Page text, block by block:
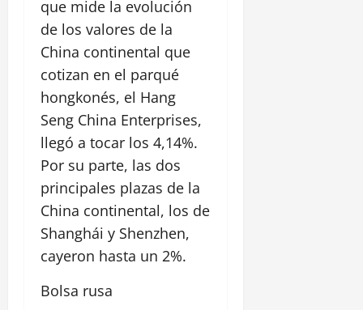
que mide la evolución
de los valores de la
China continental que
cotizan en el parqué
hongkonés, el Hang
Seng China Enterprises,
llegó a tocar los 4,14%.
Por su parte, las dos
principales plazas de la
China continental, los de
Shanghái y Shenzhen,
cayeron hasta un 2%.
Bolsa rusa